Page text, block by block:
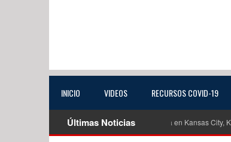
INICIO VIDEOS RECURSOS COVID-19
Últimas Noticias
19 años tras trágico accidente de motocicleta en Kansas City, Kansas